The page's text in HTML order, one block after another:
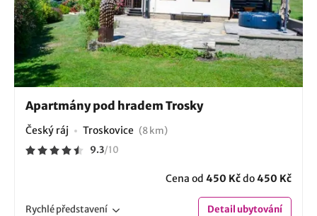
Apartmány pod hradem Trosky
Český ráj Troskovice (8 km)
9.3/10
Cena od 450 Kčdo450 Kč
Rychlépředstavení Detailubytování